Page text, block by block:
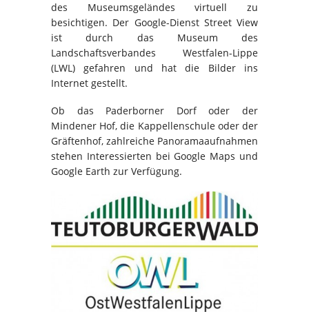
des Museumsgeländes virtuell zu
besichtigen. Der Google-Dienst Street View
ist durch das Museum des
Landschaftsverbandes Westfalen-Lippe
(LWL) gefahren und hat die Bilder ins
Internet gestellt.
Ob das Paderborner Dorf oder der
Mindener Hof, die Kappellenschule oder der
Gräftenhof, zahlreiche Panoramaaufnahmen
stehen Interessierten bei Google Maps und
Google Earth zur Verfügung.